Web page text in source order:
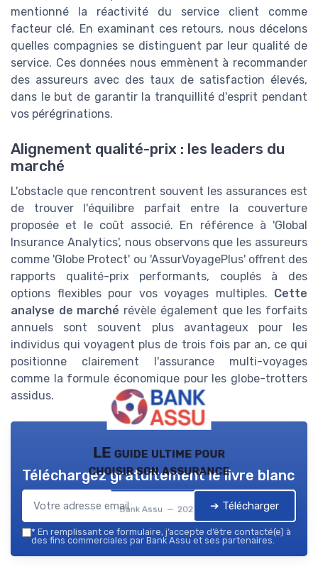
mentionné la réactivité du service client comme
facteur clé. En examinant ces retours, nous décelons
quelles compagnies se distinguent par leur qualité de
service. Ces données nous emmènent à recommander
des assureurs avec des taux de satisfaction élevés,
dans le but de garantir la tranquillité d'esprit pendant
vos pérégrinations.
Alignement qualité-prix : les leaders du
marché
L'obstacle que rencontrent souvent les assurances est
de trouver l'équilibre parfait entre la couverture
proposée et le coût associé. En référence à 'Global
Insurance Analytics', nous observons que les assureurs
comme 'Globe Protect' ou 'AssurVoyagePlus' offrent des
rapports qualité-prix performants, couplés à des
options flexibles pour vos voyages multiples. Cette
analyse de marché révèle également que les forfaits
annuels sont souvent plus avantageux pour les
individus qui voyagent plus de trois fois par an, ce qui
positionne clairement l'assurance multi-voyages
comme la formule économique pour les globe-trotters
assidus.
LE guide ultime pour
choisir son assurance
Bank Assu — 2026
Téléchargez gratuitement le livre blanc
➔ Télécharger
* En remplissant ce formulaire, j’accepte d’être contacté(e) à
des fins commerciales par Bank Assu et ses partenaires.